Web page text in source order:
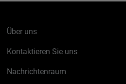
Über uns
Kontaktieren Sie uns
Nachrichtenraum